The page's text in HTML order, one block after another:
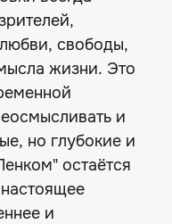
свободы,
жизни. Это
и
но глубокие и
остаётся
и